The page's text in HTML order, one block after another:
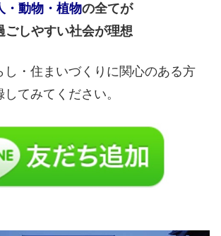
・動物・植物の全てが
ごしやすい社会が理想
し・住まいづくりに関心のある方
てみてください。